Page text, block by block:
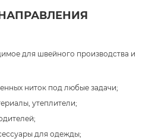
для швейного производства и
ниток под любые задачи;
утеплители;
для одежды;